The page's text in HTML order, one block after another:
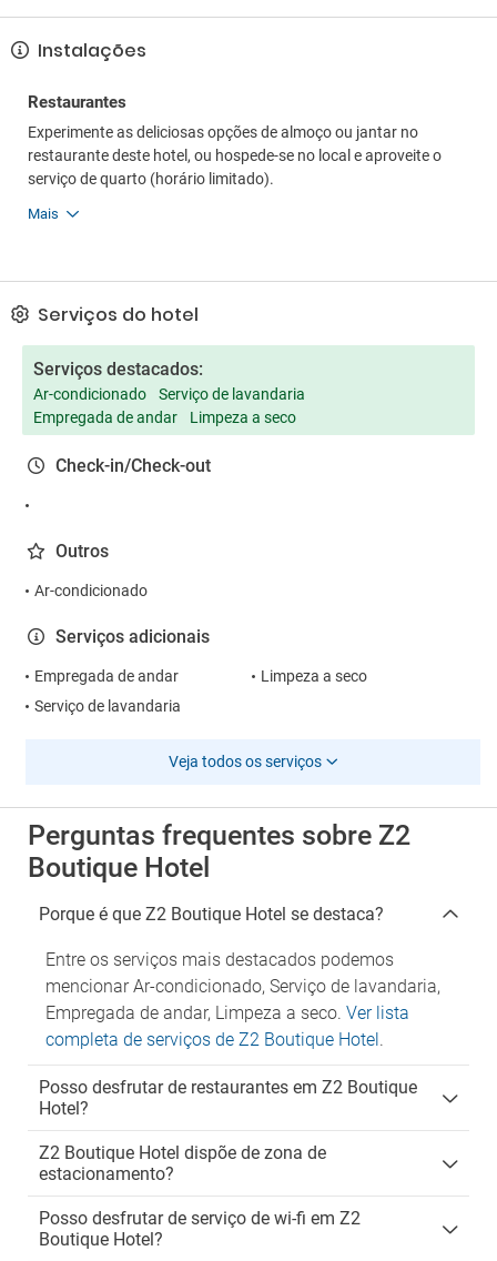
Instalações
Restaurantes
Experimente as deliciosas opções de almoço ou jantar no
restaurante deste hotel, ou hospede-se no local e aproveite o
serviço de quarto (horário limitado).
Mais
Serviços do hotel
Serviços destacados:
Ar-condicionado
Serviço de lavandaria
Empregada de andar
Limpeza a seco
Check-in/Check-out
Outros
Ar-condicionado
Serviços adicionais
Empregada de andar
Limpeza a seco
Serviço de lavandaria
Veja todos os serviços
Perguntas frequentes sobre Z2
Boutique Hotel
Porque é que Z2 Boutique Hotel se destaca?
Entre os serviços mais destacados podemos
mencionar Ar-condicionado, Serviço de lavandaria,
Empregada de andar, Limpeza a seco. Ver lista
completa de serviços de Z2 Boutique Hotel.
Posso desfrutar de restaurantes em Z2 Boutique
Hotel?
Z2 Boutique Hotel dispõe de zona de
estacionamento?
Posso desfrutar de serviço de wi-fi em Z2
Boutique Hotel?